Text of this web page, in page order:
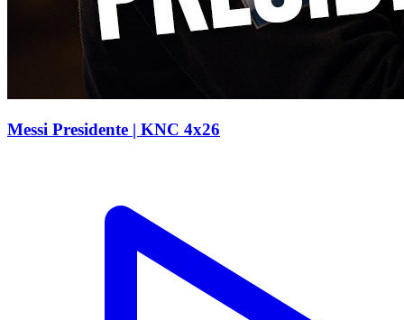
Messi Presidente | KNC 4x26